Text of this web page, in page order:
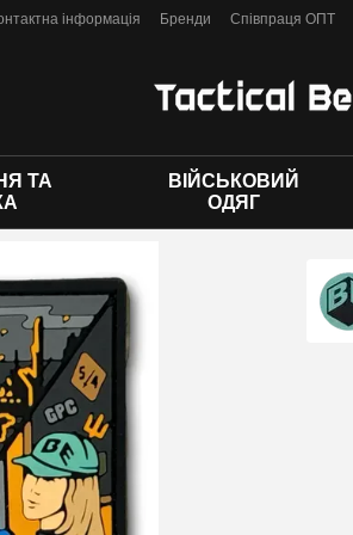
інформація Бренди Співпраця ОПТ
ТА
ВІЙСЬКОВИЙ
ОДЯГ